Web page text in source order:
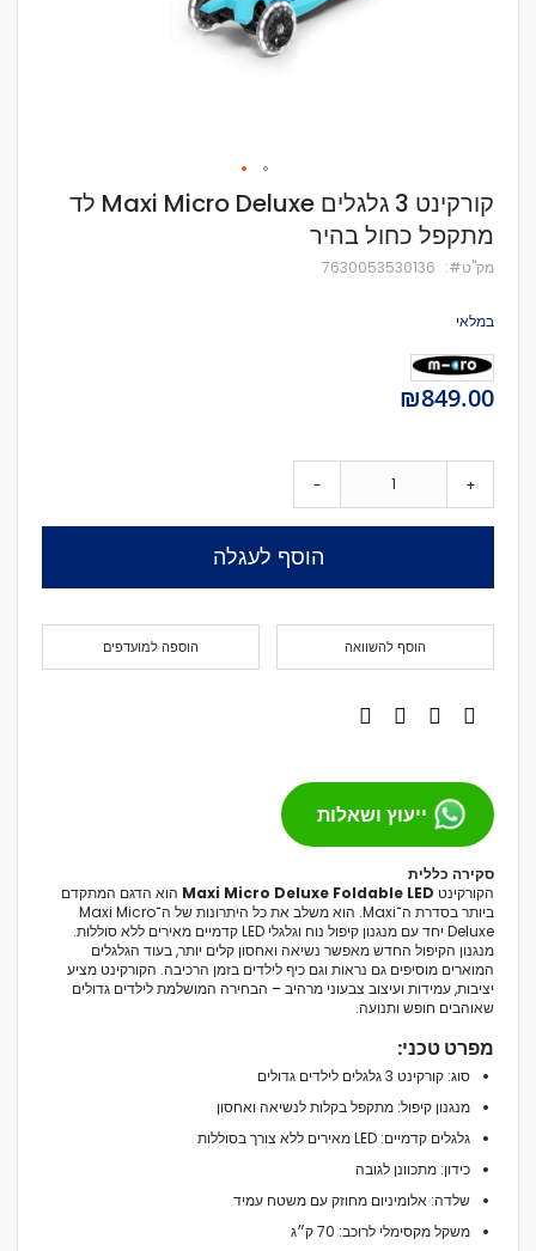
לדלג
להתחלה
של
תמונות
קורקינט 3 גלגלים Maxi Micro Deluxe לד
מתקפל כחול בהיר
מק''ט 7630053530136
במלאי
₪849.00
- +
הוסף לעגלה
הוספה למועדפים הוסף להשוואה
ייעוץ ושאלות
סקירה כללית
הקורקינט Maxi Micro Deluxe Foldable LED הוא הדגם המתקדם
ביותר בסדרת ה־Maxi. הוא משלב את כל היתרונות של ה־Maxi Micro
Deluxe יחד עם מנגנון קיפול נוח וגלגלי LED קדמיים מאירים ללא סוללות.
מנגנון הקיפול החדש מאפשר נשיאה ואחסון קלים יותר, בעוד הגלגלים
המוארים מוסיפים גם נראות וגם כיף לילדים בזמן הרכיבה. הקורקינט מציע
יציבות, עמידות ועיצוב צבעוני מרהיב – הבחירה המושלמת לילדים גדולים
שאוהבים חופש ותנועה.
מפרט טכני:
סוג: קורקינט 3 גלגלים לילדים גדולים
מנגנון קיפול: מתקפל בקלות לנשיאה ואחסון
גלגלים קדמיים: LED מאירים ללא צורך בסוללות
כידון: מתכוונן לגובה
שלדה: אלומיניום מחוזק עם משטח עמיד
משקל מקסימלי לרוכב: ‎70 ק״ג